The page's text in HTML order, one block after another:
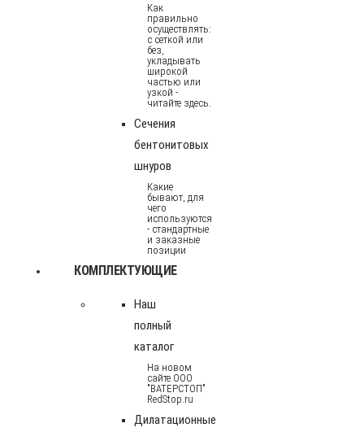
Как
правильно
осуществлять:
с сеткой или
без,
укладывать
широкой
частью или
узкой -
читайте здесь.
Сечения
бентонитовых
шнуров
Какие
бывают, для
чего
используются
- стандартные
и заказные
позиции
КОМПЛЕКТУЮЩИЕ
Наш
полный
каталог
На новом
сайте ООО
"ВАТЕРСТОП"
RedStop.ru
Дилатационные